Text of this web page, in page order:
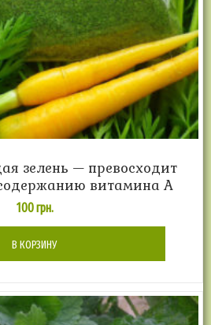
зелень — превосходит
витамина А
100грн.
В КОРЗИНУ